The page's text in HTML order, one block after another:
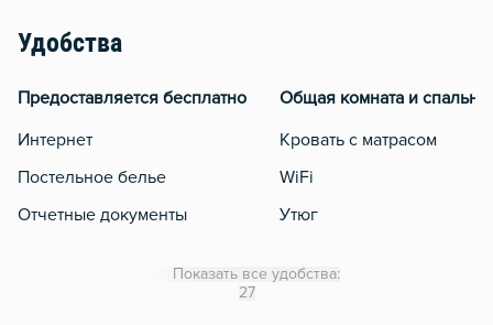
Удобства
Предоставляется бесплатно
Интернет
Постельное белье
Отчетные документы
Общая комната и спальня
Кровать с матрасом
WiFi
Утюг
Показать все удобства:
27